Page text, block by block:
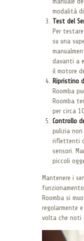
modalità
Test del
Per
su una
davanti a
il motore
Ripristino
Roomba
Roomba
per circa
Controllo
pulizia
riflettenti
sensori.
piccoli
Mantenere i
Roomba si
regolarmente
volta che noti